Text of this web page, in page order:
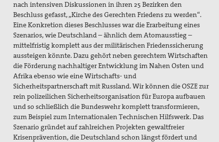
nach intensiven Diskussionen in ihren 25 Bezirken den
Beschluss gefasst, „Kirche des Gerechten Friedens zu werden“.
Eine Konkretion dieses Beschlusses war die Erarbeitung eines
Szenarios, wie Deutschland – ähnlich dem Atomausstieg –
mittelfristig komplett aus der militärischen Friedenssicherung
aussteigen könnte. Dazu gehört neben gerechtem Wirtschaften
die Förderung nachhaltiger Entwicklung im Nahen Osten und
Afrika ebenso wie eine Wirtschafts- und
Sicherheitspartnerschaft mit Russland. Wir können die OSZE zur
rein polizeilichen Sicherheitsorganisation für Europa aufbauen
und so schließlich die Bundeswehr komplett transformieren,
zum Beispiel zum Internationalen Technischen Hilfswerk. Das
Szenario gründet auf zahlreichen Projekten gewaltfreier
Krisenprävention, die Deutschland schon längst fördert und